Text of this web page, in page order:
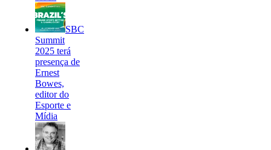
SBC
Summit
2025 terá
presença de
Ernest
Bowes,
editor do
Esporte e
Mídia